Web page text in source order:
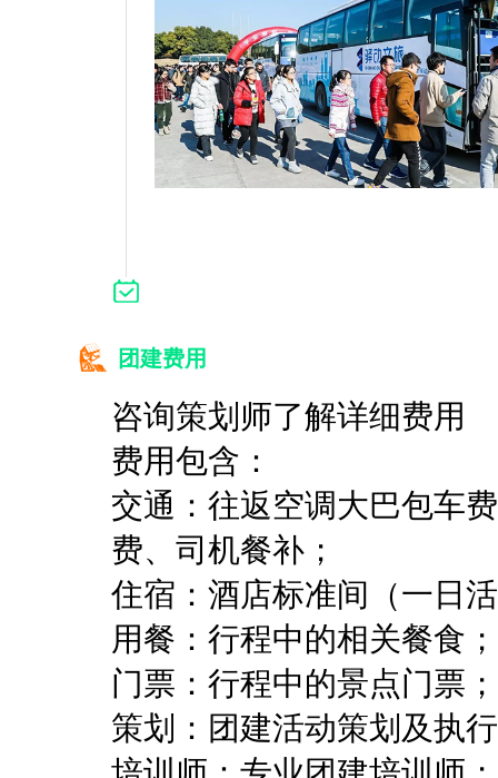
团建费用
咨询策划师了解详细费用
费用包含：
交通：往返空调大巴包车
费、司机餐补；
住宿：酒店标准间（一日
用餐：行程中的相关餐食；
门票：行程中的景点门票；
策划：团建活动策划及执